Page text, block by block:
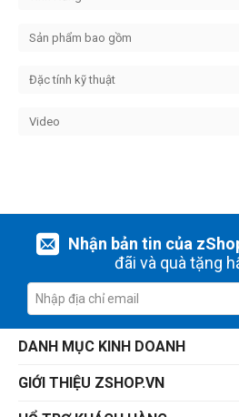
Sản phẩm bao gồm
Đặc tính kỹ thuật
Video
Nhận bản tin của
đãi và quà tặng
DANH MỤC KINH DOANH
GIỚI THIỆU ZSHOP.VN